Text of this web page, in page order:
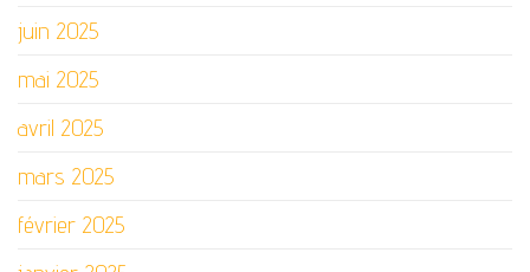
juin 2025
mai 2025
avril 2025
mars 2025
février 2025